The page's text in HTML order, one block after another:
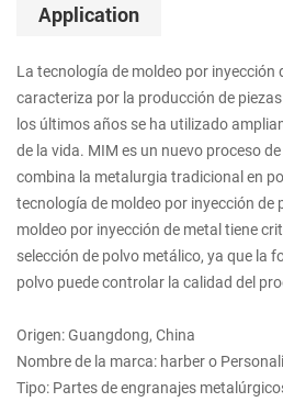
Application
La tecnología de moldeo por inyección
caracteriza por la producción de
los últimos años se ha utilizado
de la vida. MIM es un nuevo proceso
combina la metalurgia tradicional en
tecnología de moldeo por inyección de
moldeo por inyección de metal tiene
selección de polvo metálico, ya que la
polvo puede controlar la calidad del
Origen: Guangdong, China
Nombre de la marca: harber o
Tipo: Partes de engranajes